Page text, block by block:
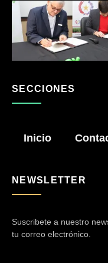
SECCIONES
Inicio
NEWSLETTER
Suscribete a nuestro
tu correo electrónico.